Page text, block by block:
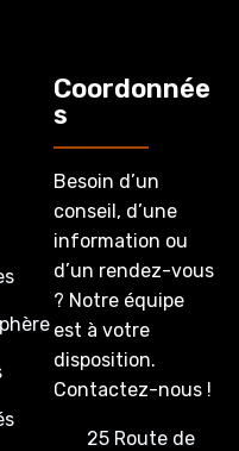
Coordonnée
s
Besoin d’un
conseil, d’une
information ou
d’un rendez-vous
? Notre équipe
est à votre
disposition.
Contactez-nous !
25 Route de